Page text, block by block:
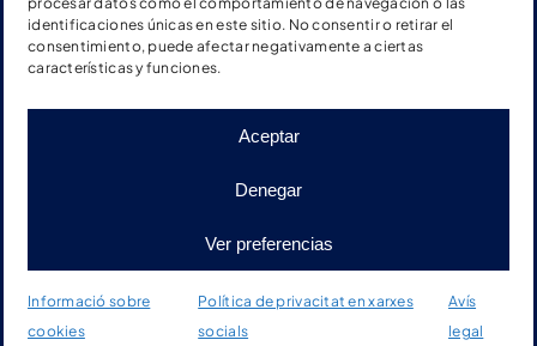
identificaciones únicas en este sitio. No consentir o retirar el
consentimiento, puede afectar negativamente a ciertas
características y funciones.
Aceptar
Denegar
Ver preferencias
Informació sobre
cookies
Política de privacitat en xarxes
socials
Avís
legal
© Fundación Adimir |
Política de privacitat en xarxes socials
web: qualitystudio